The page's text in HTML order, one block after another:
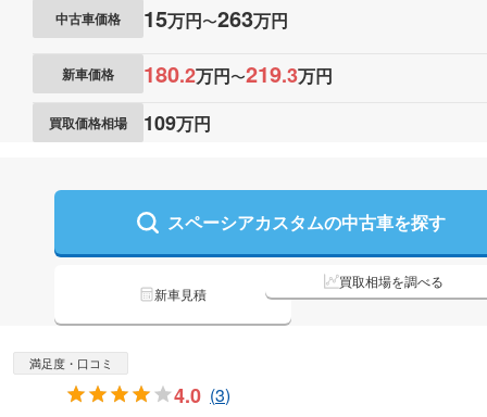
中古車価格 15万円〜263万円
新車価格 180.2万円〜219.3万円
買取価格相場 109万円
スペーシアカスタムの中古車を探す
新車見積
買取相場を調べる
満足度・口コミ
4.0 (3)